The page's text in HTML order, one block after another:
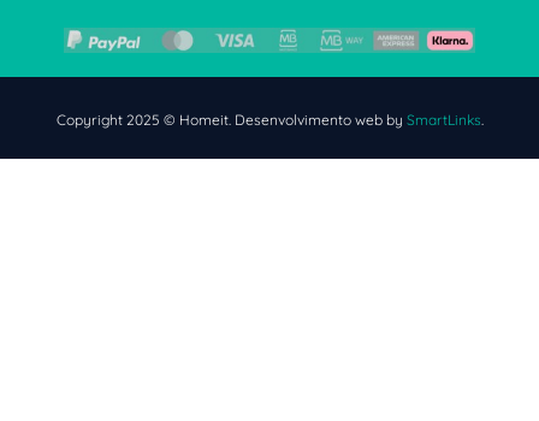
Copyright 2025 © Homeit. Desenvolvimento web by SmartLinks